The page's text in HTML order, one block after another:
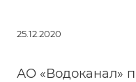
25.12.2020
АО «Водоканал»